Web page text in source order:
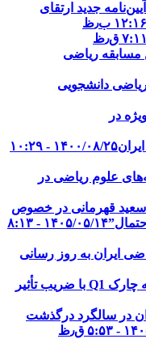
جدید ارتقای
مسابقه ریاضی
دانشجویی
در
۱۴۰۰/۰۸/۲۵ - ۱۰:۲۹
علوم ریاضی در
سعید قهرمانی در خصوص
۱۴۰۵/۰۵/۱۴ - ۸:۱۳
ایران به روز رسانی
ارتقای بولتن انجمن ریاضی ایران به چارک Q1 با ضریب تأثیر
در سالگرد درگذشت
ق٫ظ